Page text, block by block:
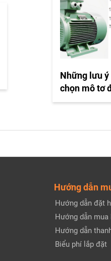
Những lưu
chọn mô tơ
Hướng dẫn
Hướng dẫn đặt
Hướng dẫn mua
Hướng dẫn
Biểu phí lắp đặt